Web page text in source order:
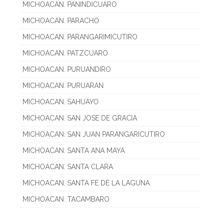
MICHOACAN. PANINDICUARO
MICHOACAN. PARACHO
MICHOACAN. PARANGARIMICUTIRO
MICHOACAN. PATZCUARO
MICHOACAN. PURUANDIRO
MICHOACAN. PURUARAN
MICHOACAN. SAHUAYO
MICHOACAN. SAN JOSE DE GRACIA
MICHOACAN. SAN JUAN PARANGARICUTIRO
MICHOACAN. SANTA ANA MAYA
MICHOACAN. SANTA CLARA
MICHOACAN. SANTA FE DE LA LAGUNA
MICHOACAN. TACAMBARO